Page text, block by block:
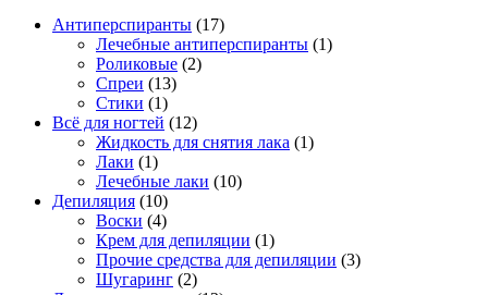
Антиперспиранты (17)
Лечебные антиперспиранты (1)
Роликовые (2)
Спреи (13)
Стики (1)
Всё для ногтей (12)
Жидкость для снятия лака (1)
Лаки (1)
Лечебные лаки (10)
Депиляция (10)
Воски (4)
Крем для депиляции (1)
Прочие средства для депиляции (3)
Шугаринг (2)